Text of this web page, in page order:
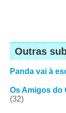
Outras
Panda vai à
Os Amigos do
(32)